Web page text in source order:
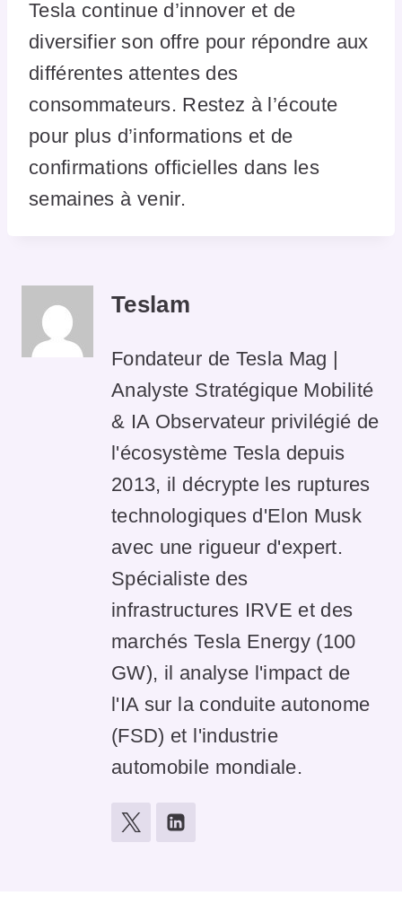
Tesla continue d’innover et de
diversifier son offre pour répondre aux
différentes attentes des
consommateurs. Restez à l’écoute
pour plus d’informations et de
confirmations officielles dans les
semaines à venir.
Teslam
Fondateur de Tesla Mag |
Analyste Stratégique Mobilité
& IA Observateur privilégié de
l'écosystème Tesla depuis
2013, il décrypte les ruptures
technologiques d'Elon Musk
avec une rigueur d'expert.
Spécialiste des
infrastructures IRVE et des
marchés Tesla Energy (100
GW), il analyse l'impact de
l'IA sur la conduite autonome
(FSD) et l'industrie
automobile mondiale.